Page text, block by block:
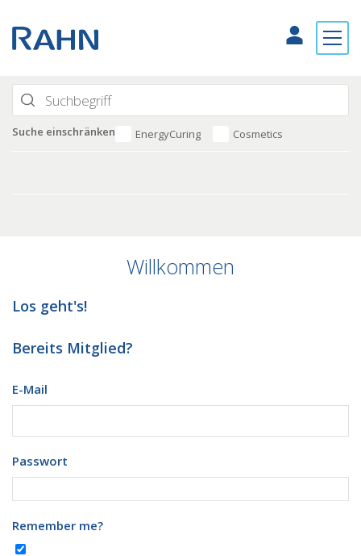
Suche einschränken EnergyCuring Cosmetics
Willkommen
Los geht's!
Bereits Mitglied?
E-Mail
Passwort
Remember me?